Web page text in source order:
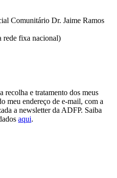
Comunitário Dr. Jaime Ramos
rede fixa nacional)
recolha e tratamento dos meus
meu endereço de e-mail, com a
a newsletter da ADFP. Saiba
aqui.